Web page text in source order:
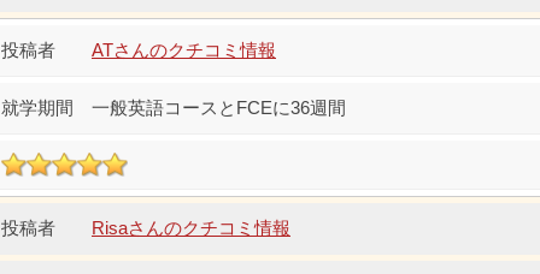
ATさんのクチコミ情報
一般英語コースとFCEに36週間
Risaさんのクチコミ情報